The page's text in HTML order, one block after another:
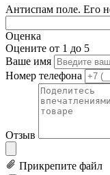
Антиспам поле. Его
Оценка
Оцените от 1 до 5
Ваше имя
Номер телефона
Отзыв
Прикрепите файл